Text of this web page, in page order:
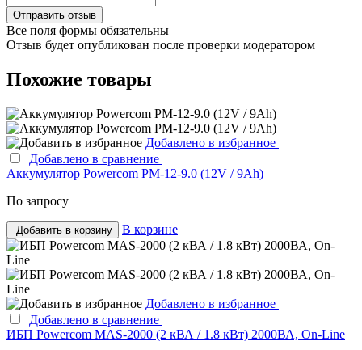
Все поля формы обязательны
Отзыв будет опубликован после проверки модератором
Похожие товары
Добавлено в избранное
Добавлено в сравнение
Аккумулятор Powercom PM-12-9.0 (12V / 9Ah)
По запросу
Добавить в корзину В корзине
Добавлено в избранное
Добавлено в сравнение
ИБП Powercom MAS-2000 (2 кВА / 1.8 кВт) 2000ВА, On-Line